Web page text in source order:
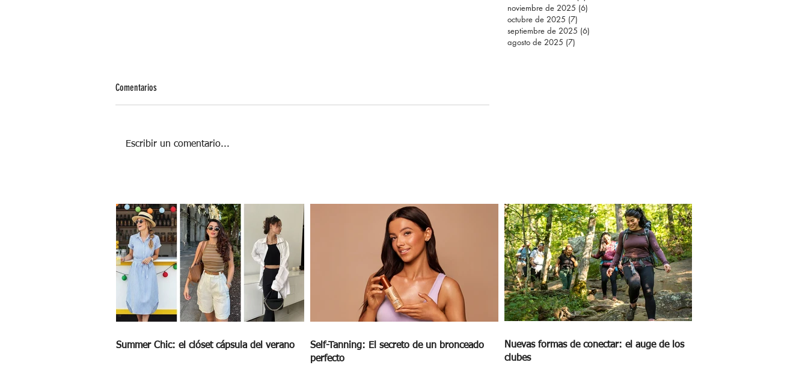
Comentarios
Escribir un comentario...
noviembre de 2025 (6)
octubre de 2025 (7)
septiembre de 2025 (6)
agosto de 2025 (7)
Summer Chic: el clóset cápsula del verano
Self-Tanning: El secreto de un bronceado
perfecto
Nuevas formas de conectar: el auge de los
clubes